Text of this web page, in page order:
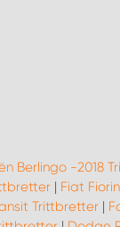
Berlingo -2018
| Fiat
Trittbretter|